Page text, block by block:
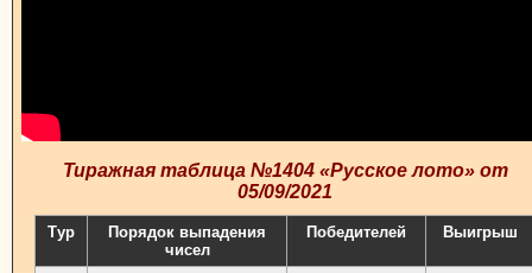
Тиражная таблица №1404 «Русское лото» от
05/09/2021
Тур
Порядок выпадения
чисел
Победителей Выигрыш